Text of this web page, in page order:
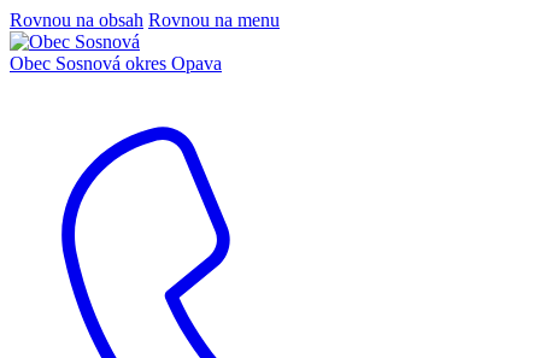
Rovnou na obsah Rovnou na menu
Obec Sosnová okres Opava